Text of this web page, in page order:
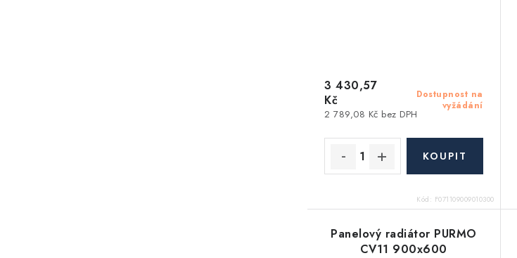
Dostupnost na
vyžádání
2 789,08 Kč bez DPH
3 430,57
Kč
Kód: F071109009010300
Panelový radiátor PURMO
CV11 900x600